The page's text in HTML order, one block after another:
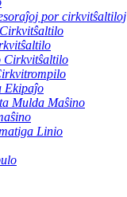
por cirkvitŝaltiloj
Cirkvitŝaltilo
Ekipaĵo
Mulda Maŝino
Linio